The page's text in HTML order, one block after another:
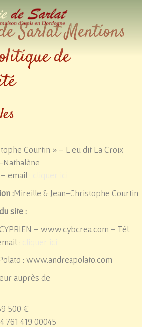
Sarlat Mentions
de
Courtin » – Lieu dit La Croix
Nathalène
– email :
:Mireille & Jean-Christophe Courtin
site :
– www.cybcrea.com – Tél.
:
: www.andreapolato.com
auprès de
500 €
761 419 00045